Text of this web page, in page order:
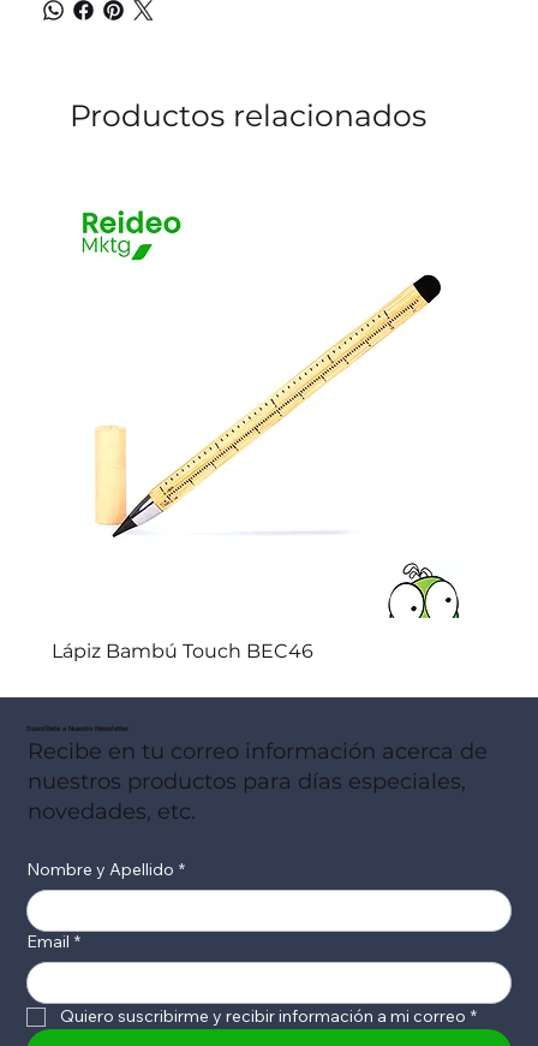
Productos relacionados
Lápiz Bambú Touch BEC46
Suscribete a Nuestro Newsletter
Recibe en tu correo información acerca de
nuestros productos para días especiales,
novedades, etc.
Nombre y Apellido *
Email *
Quiero suscribirme y recibir información a mi correo *